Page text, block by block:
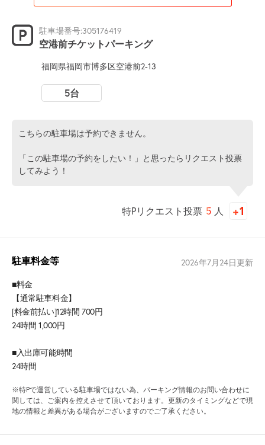
駐車場番号:305176419
空港前チケットパーキング
福岡県福岡市博多区空港前2-13
5台
こちらの駐車場は予約できません。
「この駐車場の予約をしたい！」と思ったらリクエスト投票
してみよう！
特Pリクエスト投票 5 人
駐車料金等 2026年7月24日更新
■料金
【通常駐車料金】
[料金前払い]12時間 700円
24時間 1,000円
■入出庫可能時間
24時間
※特Pで運営している駐車場ではない為、パーキング情報のお問い合わせに
関しては、ご案内を控えさせて頂いております。更新のタイミングなどで現
地の情報と差異がある場合がございますのでご了承ください。